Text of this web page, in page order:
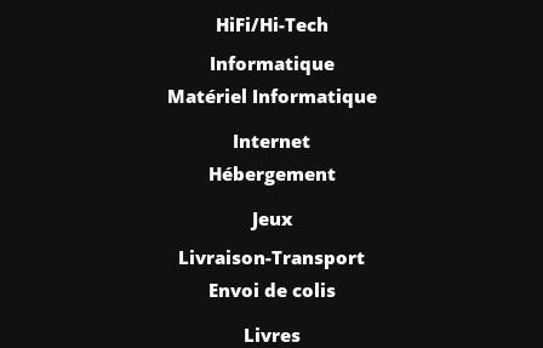
HiFi/Hi-Tech
Informatique
Matériel Informatique
Internet
Hébergement
Jeux
Livraison-Transport
Envoi de colis
Livres